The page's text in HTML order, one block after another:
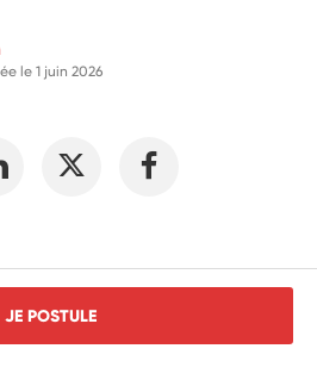
le1 juin 2026
JE POSTULE